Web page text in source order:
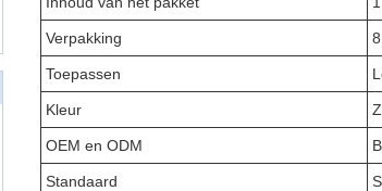
Verpakking
Toepassen
Kleur
OEM en ODM
Standaard